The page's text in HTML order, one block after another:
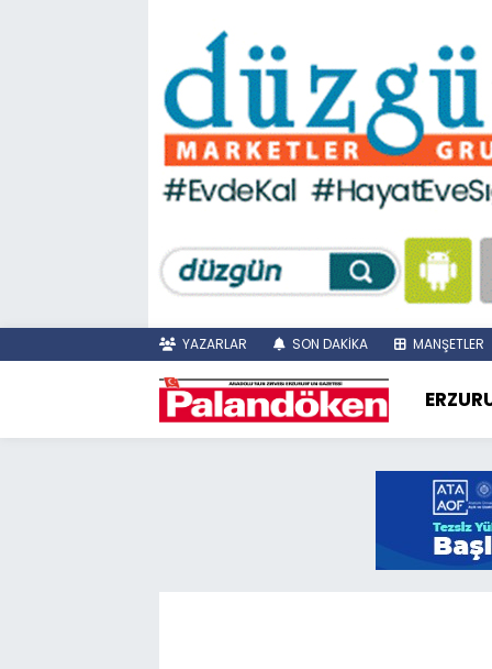
YAZARLAR SON DAKİKA MANŞETLER